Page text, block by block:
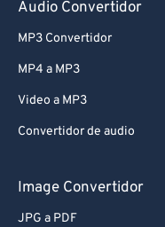
Audio Convertidor
MP3 Convertidor
MP4 a MP3
Video a MP3
Convertidor de audio
Image Convertidor
JPG a PDF